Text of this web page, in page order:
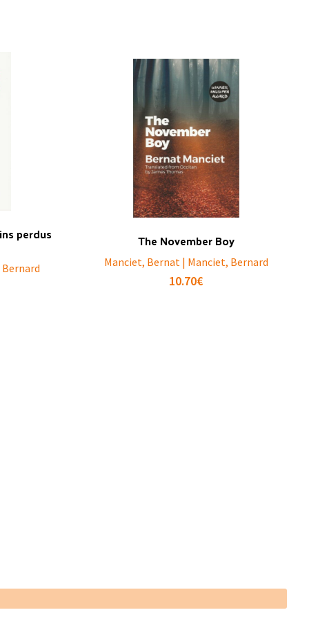
perdus The November Boy
Manciet, Bernat | Manciet, Bernard
10.70€